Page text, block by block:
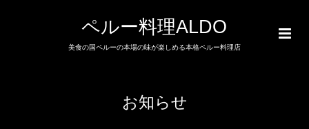
ペルー料理ALDO
美食の国ペルーの本場の味が楽しめる本格ペルー料理店
お知らせ